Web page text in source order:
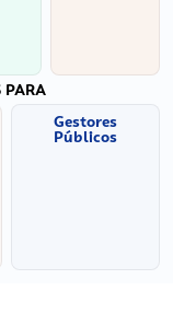
PARA
Gestores
Públicos